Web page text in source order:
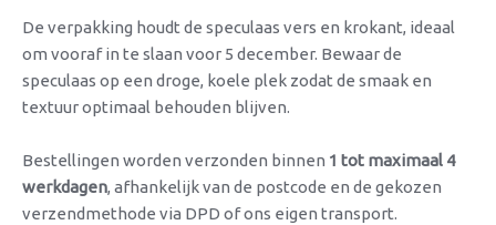
De verpakking houdt de speculaas vers en krokant, ideaal
om vooraf in te slaan voor 5 december. Bewaar de
speculaas op een droge, koele plek zodat de smaak en
textuur optimaal behouden blijven.
Bestellingen worden verzonden binnen 1 tot maximaal 4
werkdagen, afhankelijk van de postcode en de gekozen
verzendmethode via DPD of ons eigen transport.